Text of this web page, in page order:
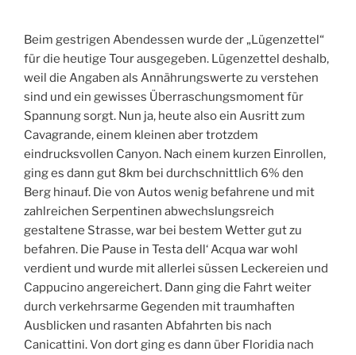
Beim gestrigen Abendessen wurde der „Lügenzettel“
für die heutige Tour ausgegeben. Lügenzettel deshalb,
weil die Angaben als Annährungswerte zu verstehen
sind und ein gewisses Überraschungsmoment für
Spannung sorgt. Nun ja, heute also ein Ausritt zum
Cavagrande, einem kleinen aber trotzdem
eindrucksvollen Canyon. Nach einem kurzen Einrollen,
ging es dann gut 8km bei durchschnittlich 6% den
Berg hinauf. Die von Autos wenig befahrene und mit
zahlreichen Serpentinen abwechslungsreich
gestaltene Strasse, war bei bestem Wetter gut zu
befahren. Die Pause in Testa dell‘ Acqua war wohl
verdient und wurde mit allerlei süssen Leckereien und
Cappucino angereichert. Dann ging die Fahrt weiter
durch verkehrsarme Gegenden mit traumhaften
Ausblicken und rasanten Abfahrten bis nach
Canicattini. Von dort ging es dann über Floridia nach